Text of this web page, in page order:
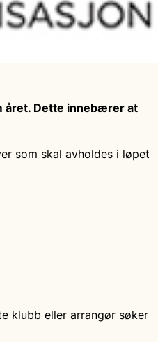
året. Dette innebærer at
som skal avholdes i løpet
klubb eller arrangør søker